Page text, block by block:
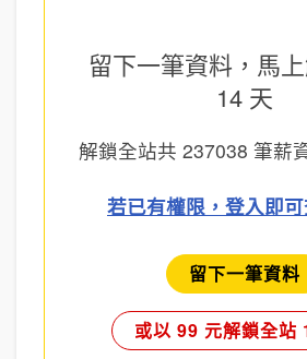
留下一筆資料，馬上
14 天
解鎖全站共 237038 筆薪
若已有權限，登入即
留下一筆資料
或以 99 元解鎖全站